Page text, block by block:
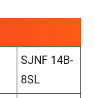
SJNF 14B-
8SL